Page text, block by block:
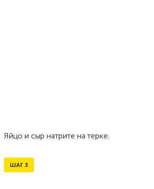
Яйцо и сыр натрите на терке.
ШАГ 3